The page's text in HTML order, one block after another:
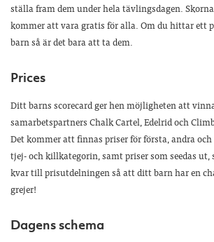
ställa fram dem under hela tävlingsdagen.
kommer att vara gratis för alla. Om du hittar ett
barn så är det bara att ta dem.
Prices
Ditt barns scorecard ger hen möjligheten att
samarbetspartners Chalk Cartel, Edelrid och
Det kommer att finnas priser för första, andra
tjej- och killkategorin, samt priser som seedas
kvar till prisutdelningen så att ditt barn har en
grejer!
Dagens schema